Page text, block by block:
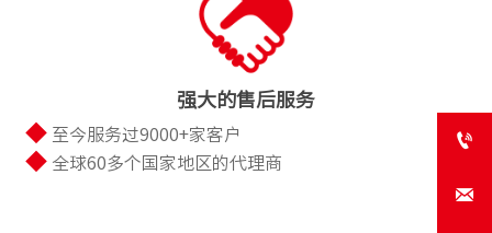
强大的售后服务
◆ 至今服务过9000+家客户
◆ 全球60多个国家地区的代理商

